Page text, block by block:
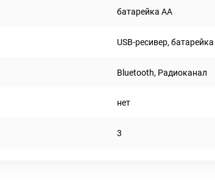
батарейка АА
USB-ресивер,
Bluetooth, Радиоканал
нет
3